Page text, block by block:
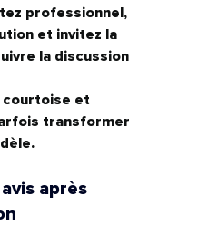
professionnel,
et invitez la
la discussion
courtoise et
transformer
après